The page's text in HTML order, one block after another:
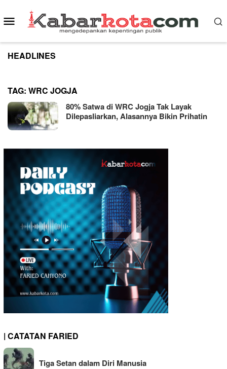
to
content
Mobile
Menu
HEADLINES
TAG: WRC JOGJA
80% Satwa di WRC Jogja Tak Layak
Dilepasliarkan, Alasannya Bikin Prihatin
| CATATAN FARIED
Tiga Setan dalam Diri Manusia